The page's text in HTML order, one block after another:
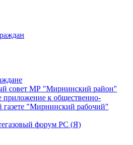
совет МР "Мирнинский район"
к общественно-
газете "Мирнинский рабочий"
форум РС (Я)